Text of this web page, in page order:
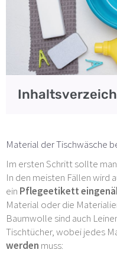
Material der Tischwäsche
Im ersten Schritt sollte
In den meisten Fällen wird
ein Pflegeetikett
Material oder die
Baumwolle sind auch
Tischtücher, wobei jedes
werden muss: